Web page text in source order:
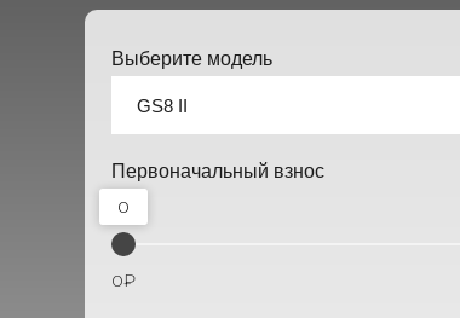
Выберите модель
Первоначальный взнос
0
0₽